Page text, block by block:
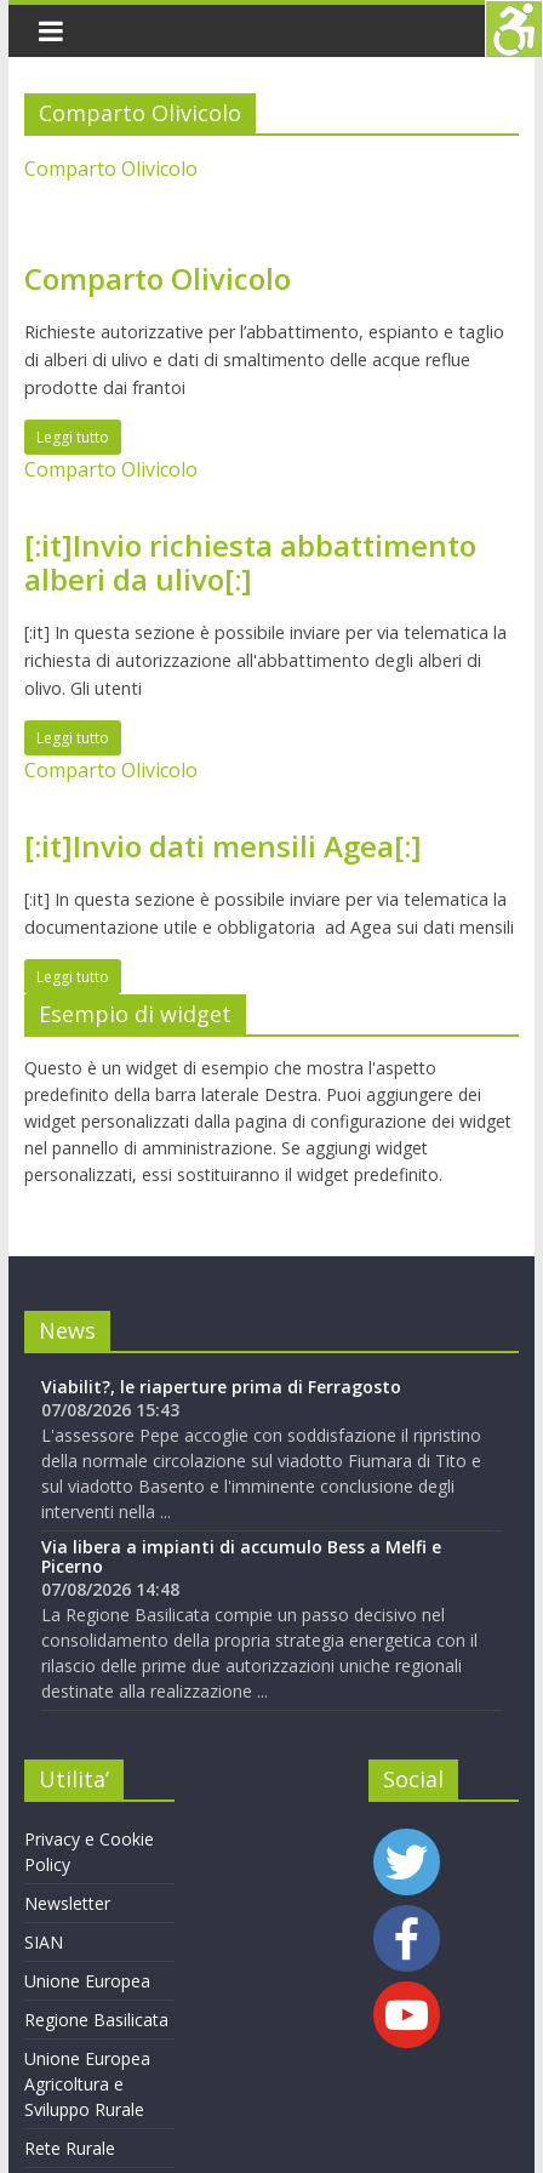
Comparto Olivicolo
Comparto Olivicolo
Comparto Olivicolo
Richieste autorizzative per l’abbattimento, espianto e taglio
di alberi di ulivo e dati di smaltimento delle acque reflue
prodotte dai frantoi
Leggi tutto
Comparto Olivicolo
[:it]Invio richiesta abbattimento
alberi da ulivo[:]
[:it] In questa sezione è possibile inviare per via telematica la
richiesta di autorizzazione all'abbattimento degli alberi di
olivo. Gli utenti
Leggi tutto
Comparto Olivicolo
[:it]Invio dati mensili Agea[:]
[:it] In questa sezione è possibile inviare per via telematica la
documentazione utile e obbligatoria ad Agea sui dati mensili
Leggi tutto
Esempio di widget
Questo è un widget di esempio che mostra l'aspetto
predefinito della barra laterale Destra. Puoi aggiungere dei
widget personalizzati dalla pagina di configurazione dei widget
nel pannello di amministrazione. Se aggiungi widget
personalizzati, essi sostituiranno il widget predefinito.
News
Viabilit?, le riaperture prima di Ferragosto
07/08/2026 15:43
L'assessore Pepe accoglie con soddisfazione il ripristino
della normale circolazione sul viadotto Fiumara di Tito e
sul viadotto Basento e l'imminente conclusione degli
interventi nella ...
Via libera a impianti di accumulo Bess a Melfi e
Picerno
07/08/2026 14:48
La Regione Basilicata compie un passo decisivo nel
consolidamento della propria strategia energetica con il
rilascio delle prime due autorizzazioni uniche regionali
destinate alla realizzazione ...
Utilita’
Privacy e Cookie
Policy
Newsletter
SIAN
Unione Europea
Regione Basilicata
Unione Europea
Agricoltura e
Sviluppo Rurale
Rete Rurale
Social